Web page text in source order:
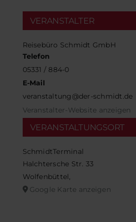
VERANSTALTUNGSORT
SchmidtTerminal
Halchtersche Str. 33
Wolfenbüttel,
Google Karte anzeigen
VERANSTALTER
Reisebüro Schmidt GmbH
Telefon
05331 / 884-0
E-Mail
veranstaltung@der-schmidt.de
Veranstalter-Website anzeigen